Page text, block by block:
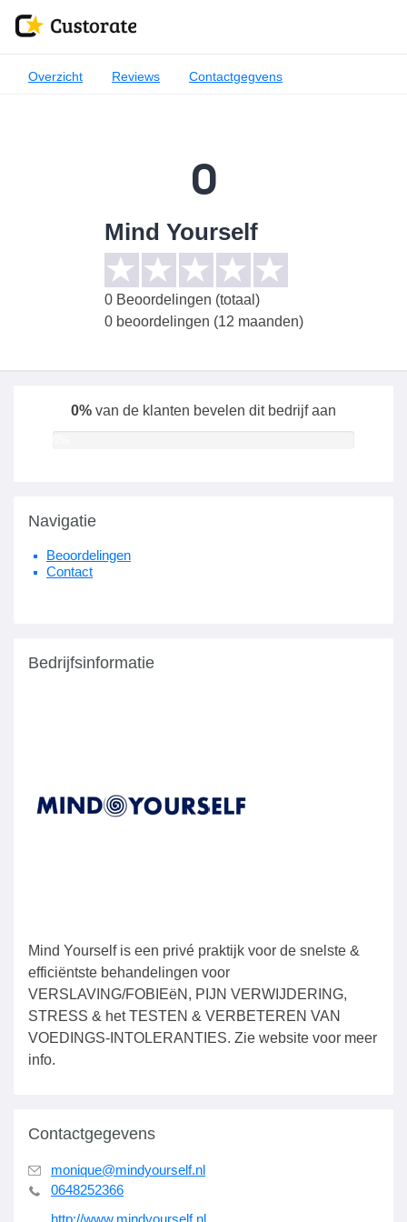
Overzicht Reviews Contactgegvens
0
Mind Yourself
0Beoordelingen (totaal)
0 beoordelingen (12 maanden)
0% van de klanten bevelen dit bedrijf aan
Navigatie
Beoordelingen
Contact
Bedrijfsinformatie
Mind Yourself is een privé praktijk voor de snelste &
efficiëntste behandelingen voor
VERSLAVING/FOBIEëN, PIJN VERWIJDERING,
STRESS & het TESTEN & VERBETEREN VAN
VOEDINGS-INTOLERANTIES. Zie website voor meer
info.
Contactgegevens
monique@mindyourself.nl
0648252366
http://www.mindyourself.nl